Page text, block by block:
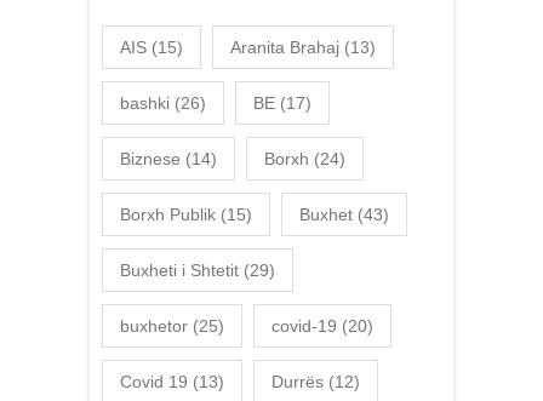
AIS (15) Aranita Brahaj (13)
bashki (26) BE (17)
Biznese (14) Borxh (24)
Borxh Publik (15) Buxhet (43)
Buxheti i Shtetit (29)
buxhetor (25) covid-19 (20)
Covid 19 (13) Durrës (12)